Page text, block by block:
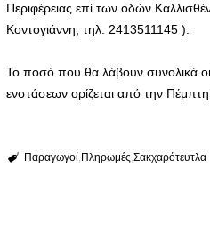
Περιφέρειας επί των οδών
Κοντογιάννη, τηλ. 2413511145 ).
Το ποσό που θα λάβουν συνολικά
ενστάσεων ορίζεται από την
Παραγωγοί Πληρωμές Σακχαρότευτλα